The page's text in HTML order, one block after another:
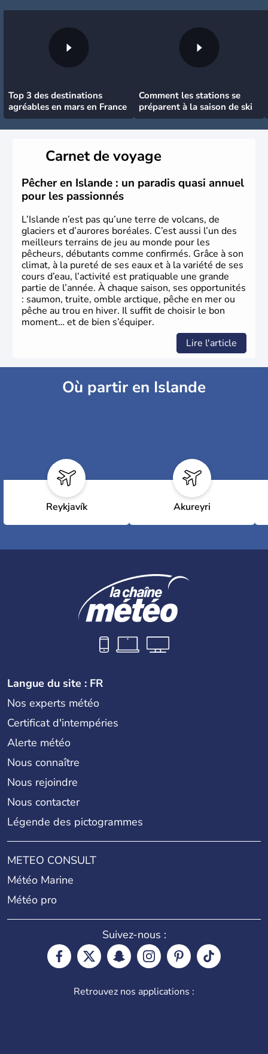
Top 3 des destinations
agréables en mars en France
Comment les stations se
préparent à la saison de ski
Carnet de voyage
Pêcher en Islande : un paradis quasi annuel
pour les passionnés
L’Islande n’est pas qu’une terre de volcans, de
glaciers et d’aurores boréales. C’est aussi l’un des
meilleurs terrains de jeu au monde pour les
pêcheurs, débutants comme confirmés. Grâce à son
climat, à la pureté de ses eaux et à la variété de ses
cours d’eau, l’activité est pratiquable une grande
partie de l’année. À chaque saison, ses opportunités
: saumon, truite, omble arctique, pêche en mer ou
pêche au trou en hiver. Il suffit de choisir le bon
moment… et de bien s’équiper.
Lire l'article
Où partir en Islande
Reykjavík Akureyri
Langue du site : FR
Nos experts météo
Certificat d'intempéries
Alerte météo
Nous connaître
Nous rejoindre
Nous contacter
Légende des pictogrammes
METEO CONSULT
Météo Marine
Météo pro
Suivez-nous :
Retrouvez nos applications :